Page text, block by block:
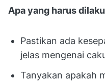
Apa yang harus
Pastikan ada
jelas mengenai
Tanyakan apakah